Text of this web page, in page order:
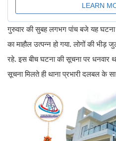
गुरुवार की सुबह लगभग पांच बजे यह घटना
का माहौल उत्पन्न हो गया. लोगों की
रहे. इस बीच घटना की सूचना पर धनवार
सूचना मिलते ही थाना प्रभारी दलबल के